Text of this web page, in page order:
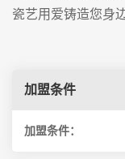
瓷艺用爱铸造您身
加盟条件
加盟条件：